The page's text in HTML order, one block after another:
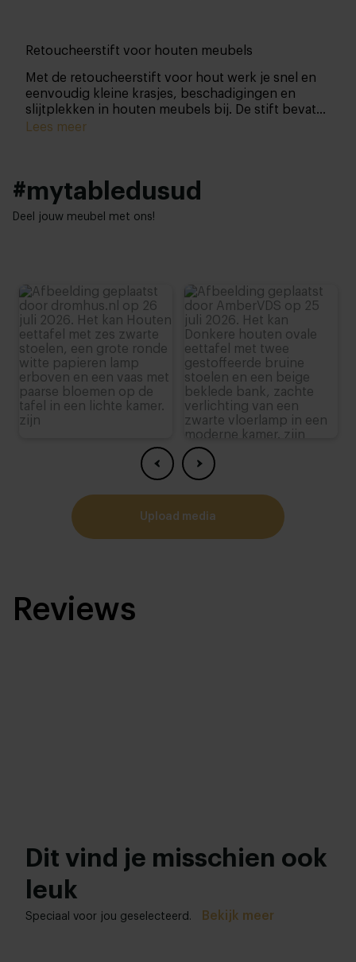
Retoucheerstift voor houten meubels
Met de retoucheerstift voor hout werk je snel en
eenvoudig kleine krasjes, beschadigingen en
slijtplekken in houten meubels bij. De stift bevat
een licht transparante kleur (geen dekkende verf),
Lees meer
#mytabledusud
Deel jouw meubel met ons!
upload media
Reviews
Dit vind je misschien ook
leuk
Speciaal voor jou geselecteerd. Bekijk meer